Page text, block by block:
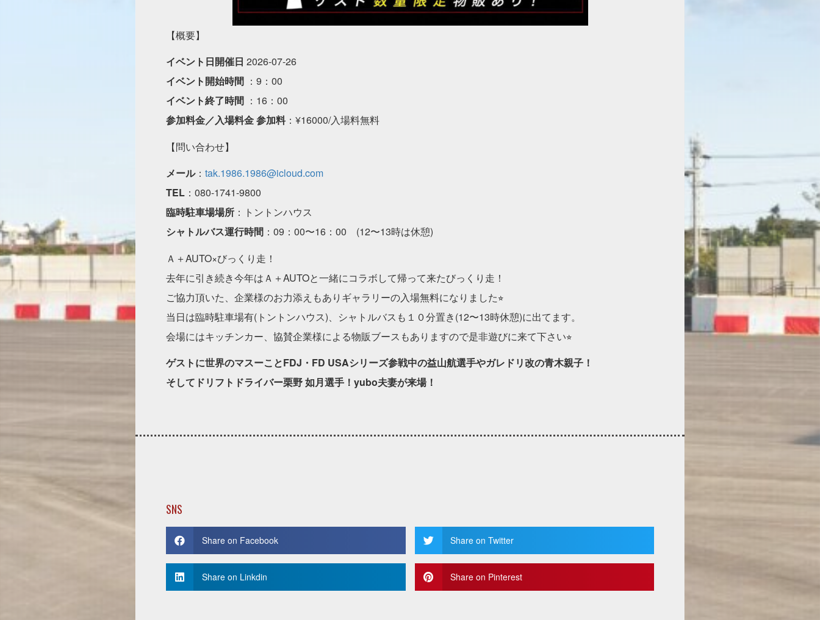
【概要】
イベント日開催日 2026-07-26
イベント開始時間 ：9：00
イベント終了時間 ：16：00
参加料金／入場料金 参加料：¥16000/入場料無料
【問い合わせ】
メール： tak.1986.1986@icloud.com
TEL ：080-1741-9800
臨時駐車場場所 ：トントンハウス
シャトルバス運行時間 ：09：00〜16：00 (12〜13時は休憩)
Ａ＋AUTO×びっくり走！
去年に引き続き今年はＡ＋AUTOと一緒にコラボして帰って来たびっくり走！
ご協力頂いた、企業様のお力添えもありギャラリーの入場無料になりました⭐︎
当日は臨時駐車場有(トントンハウス)、シャトルバスも１０分置き(12〜13時休憩)に出てます。
会場にはキッチンカー、協賛企業様による物販ブースもありますので是非遊びに来て下さい⭐︎
ゲストに世界のマスーことFDJ・FD USAシリーズ参戦中の益山航選手やガレドリ改の青木親子！
そしてドリフトドライバー栗野 如月選手！yubo夫妻が来場！
SNS
Share on Facebook Share on Twitter
Share on Linkdin Share on Pinterest